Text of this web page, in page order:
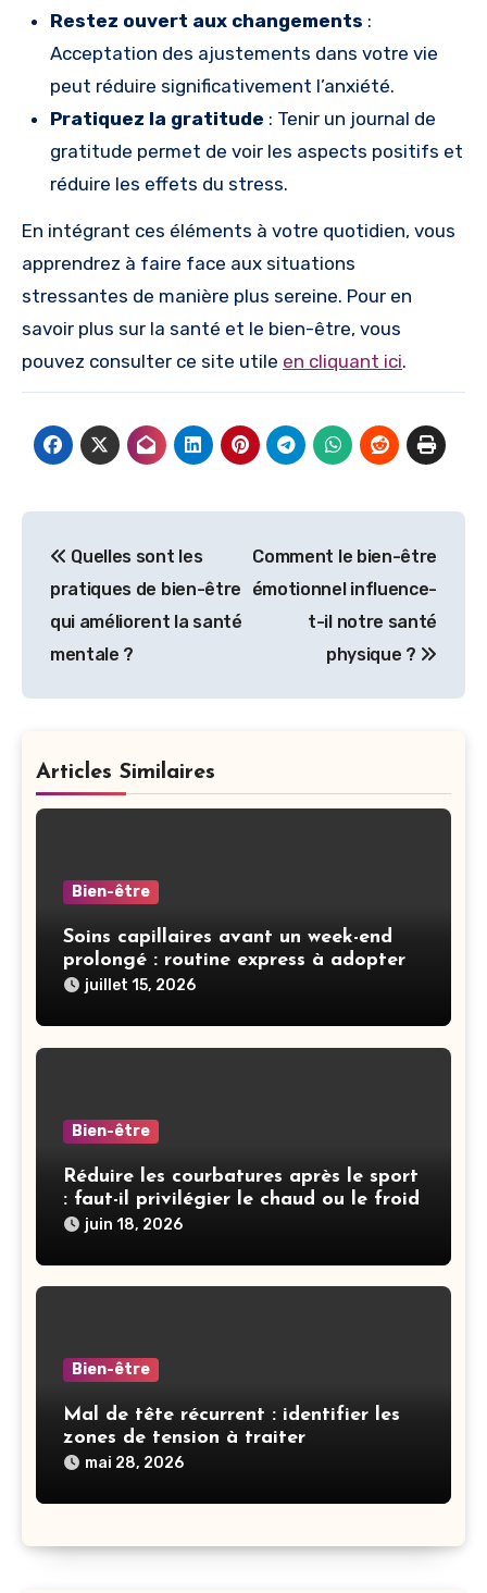
Restez ouvert aux changements :
Acceptation des ajustements dans votre vie
peut réduire significativement l’anxiété.
Pratiquez la gratitude : Tenir un journal de
gratitude permet de voir les aspects positifs et
réduire les effets du stress.
En intégrant ces éléments à votre quotidien, vous
apprendrez à faire face aux situations
stressantes de manière plus sereine. Pour en
savoir plus sur la santé et le bien-être, vous
pouvez consulter ce site utile en cliquant ici.
de
l’article
Quelles sont les
pratiques de bien-être
qui améliorent la santé
mentale ?
Comment le bien-être
émotionnel influence-
t-il notre santé
physique ?
Articles Similaires
Bien-être
Soins capillaires avant un week-end
prolongé : routine express à adopter
juillet 15, 2026
Bien-être
Réduire les courbatures après le sport
: faut-il privilégier le chaud ou le froid
juin 18, 2026
Bien-être
Mal de tête récurrent : identifier les
zones de tension à traiter
mai 28, 2026